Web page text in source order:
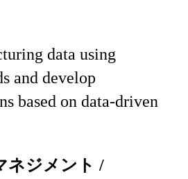
data using
and develop
based on data-driven
ネジメント /